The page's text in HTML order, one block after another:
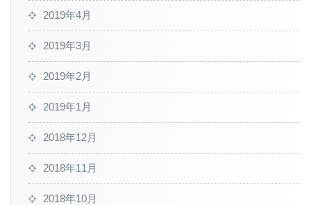
2019年4月
2019年3月
2019年2月
2019年1月
2018年12月
2018年11月
2018年10月